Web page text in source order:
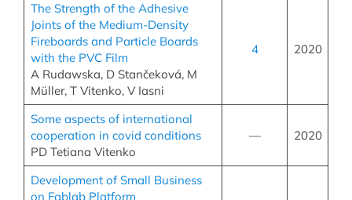
The Strength of the Adhesive
Joints of the Medium-Density
Fireboards and Particle Boards
with the PVC Film
A Rudawska, D Stančeková, M
Müller, T Vitenko, V Iasni
4 2020
Some aspects of international
cooperation in covid conditions
PD Tetiana Vitenko
— 2020
Development of Small Business
on Fablab Platform